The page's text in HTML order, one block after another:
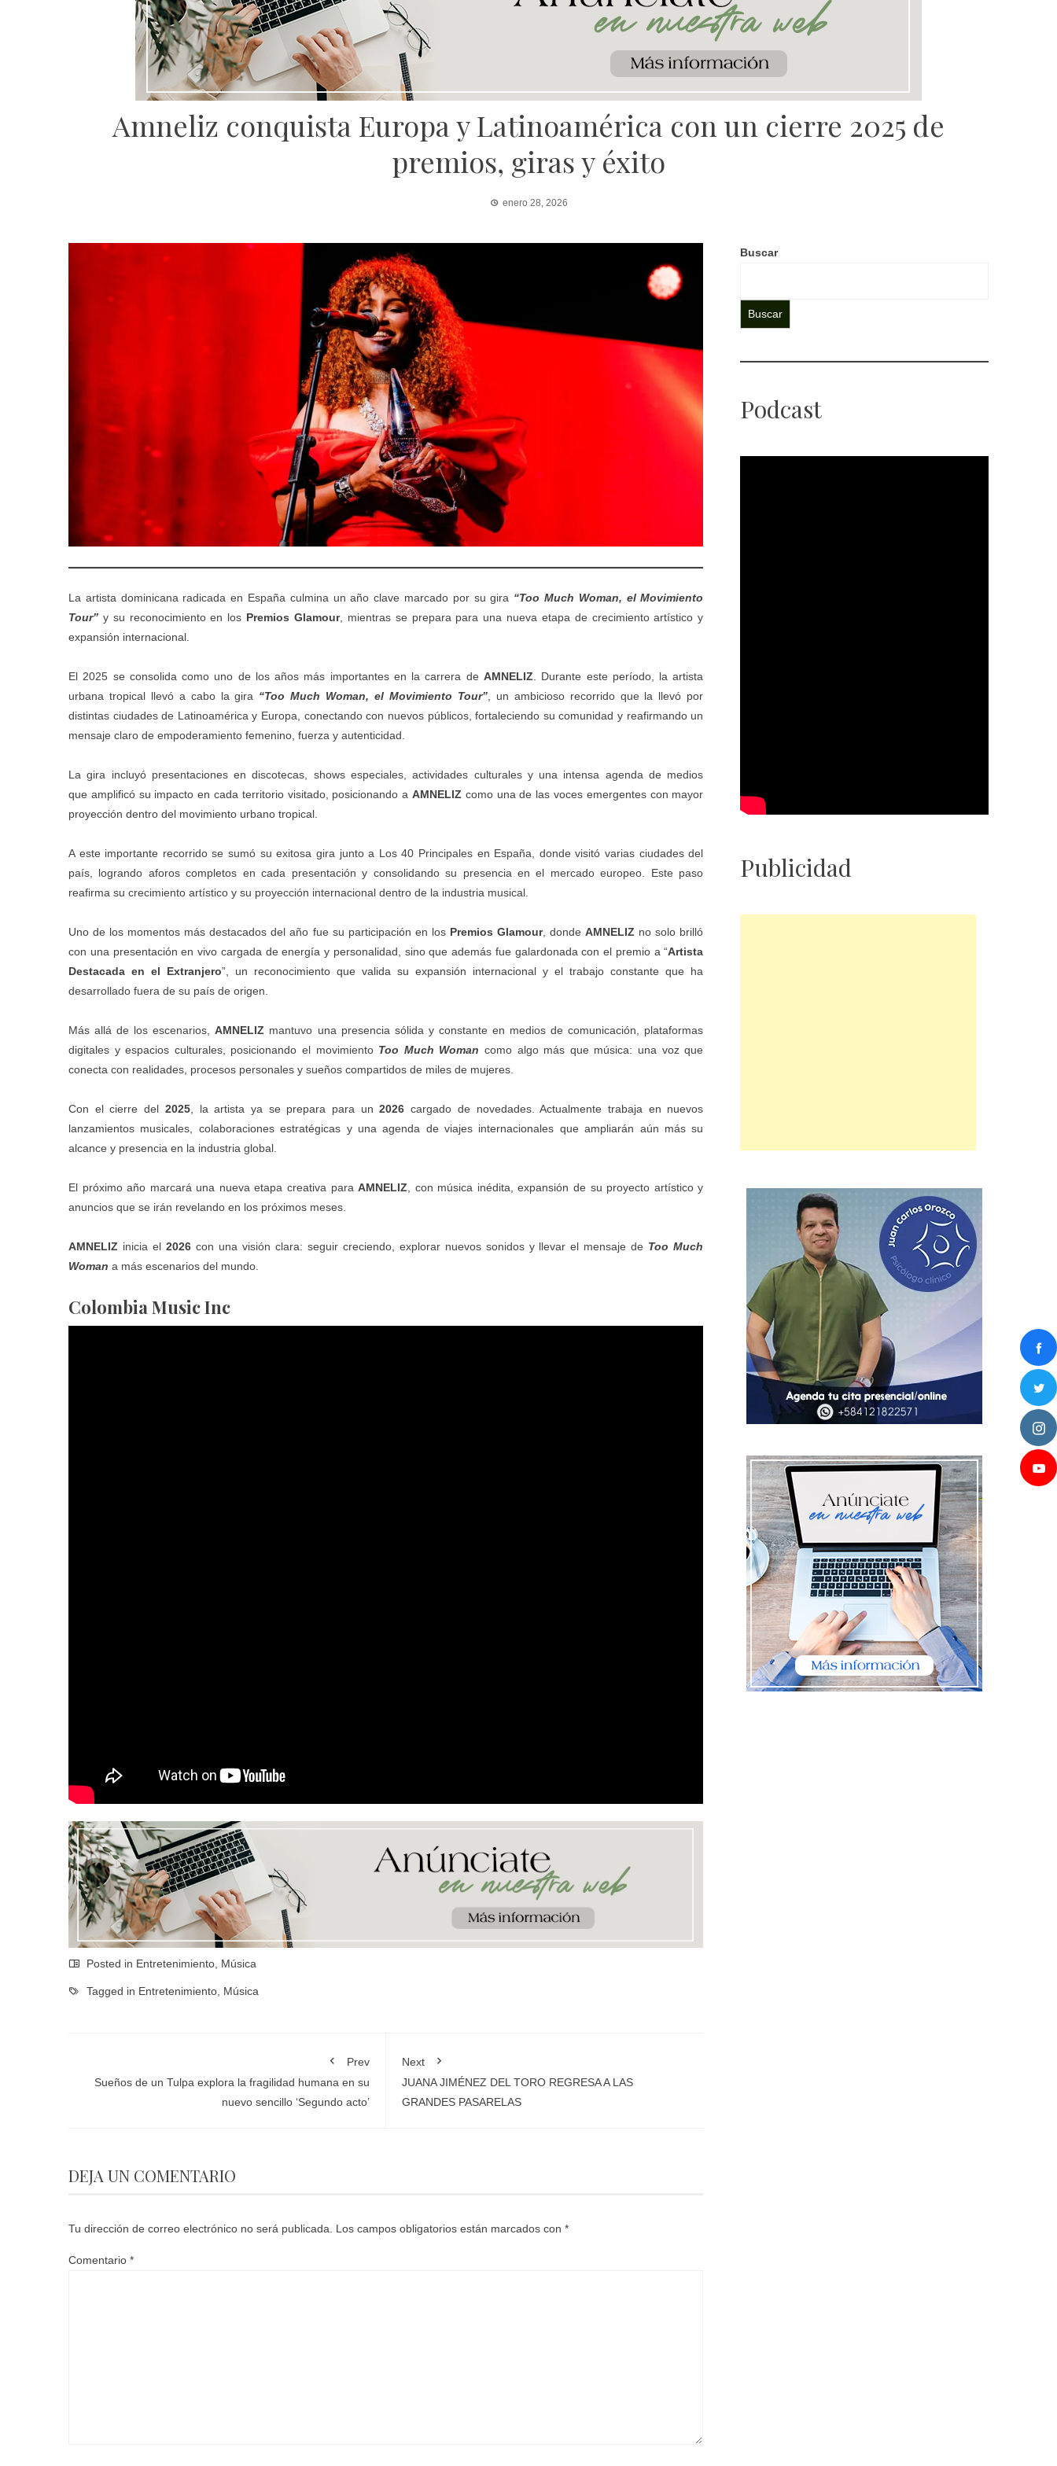
Amneliz conquista Europa y Latinoamérica con un cierre 2025 de
premios, giras y éxito
enero 28, 2026
La artista dominicana radicada en España culmina un año clave marcado por su gira “Too Much Woman, el Movimiento
Tour” y su reconocimiento en los Premios Glamour, mientras se prepara para una nueva etapa de crecimiento artístico y
expansión internacional.
El 2025 se consolida como uno de los años más importantes en la carrera de AMNELIZ . Durante este período, la artista
urbana tropical llevó a cabo la gira “Too Much Woman, el Movimiento Tour”, un ambicioso recorrido que la llevó por
distintas ciudades de Latinoamérica y Europa, conectando con nuevos públicos, fortaleciendo su comunidad y reafirmando un
mensaje claro de empoderamiento femenino, fuerza y autenticidad.
La gira incluyó presentaciones en discotecas, shows especiales, actividades culturales y una intensa agenda de medios
que amplificó su impacto en cada territorio visitado, posicionando a AMNELIZ como una de las voces emergentes con mayor
proyección dentro del movimiento urbano tropical.
A este importante recorrido se sumó su exitosa gira junto a Los 40 Principales en España, donde visitó varias ciudades del
país, logrando aforos completos en cada presentación y consolidando su presencia en el mercado europeo. Este paso
reafirma su crecimiento artístico y su proyección internacional dentro de la industria musical.
Uno de los momentos más destacados del año fue su participación en los Premios Glamour, dondeAMNELIZ no solo brilló
con una presentación en vivo cargada de energía y personalidad, sino que además fue galardonada con el premio a “Artista
Destacada en el Extranjero”, un reconocimiento que valida su expansión internacional y el trabajo constante que ha
desarrollado fuera de su país de origen.
Más allá de los escenarios,AMNELIZ mantuvo una presencia sólida y constante en medios de comunicación, plataformas
digitales y espacios culturales, posicionando el movimiento Too Much Woman como algo más que música: una voz que
conecta con realidades, procesos personales y sueños compartidos de miles de mujeres.
Con el cierre del 2025, la artista ya se prepara para un2026 cargado de novedades. Actualmente trabaja en nuevos
lanzamientos musicales, colaboraciones estratégicas y una agenda de viajes internacionales que ampliarán aún más su
alcance y presencia en la industria global.
El próximo año marcará una nueva etapa creativa paraAMNELIZ , con música inédita, expansión de su proyecto artístico y
anuncios que se irán revelando en los próximos meses.
AMNELIZ inicia el 2026con una visión clara: seguir creciendo, explorar nuevos sonidos y llevar el mensaje de Too Much
Woman a más escenarios del mundo.
Colombia Music Inc
Posted in Entretenimiento, Música
Tagged in Entretenimiento, Música
Prev
Sueños de un Tulpa explora la fragilidad humana en su
nuevo sencillo ‘Segundo acto’
Next
JUANA JIMÉNEZ DEL TORO REGRESA A LAS
GRANDES PASARELAS
DEJA UN COMENTARIO
Tu dirección de correo electrónico no será publicada. Los campos obligatorios están marcados con *
Comentario *
Buscar
Buscar
Podcast
Publicidad